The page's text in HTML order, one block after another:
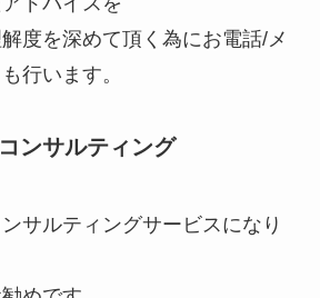
度を深めて頂く為にお電話/メ
行います。
ンサルティング
サルティングサービスになり